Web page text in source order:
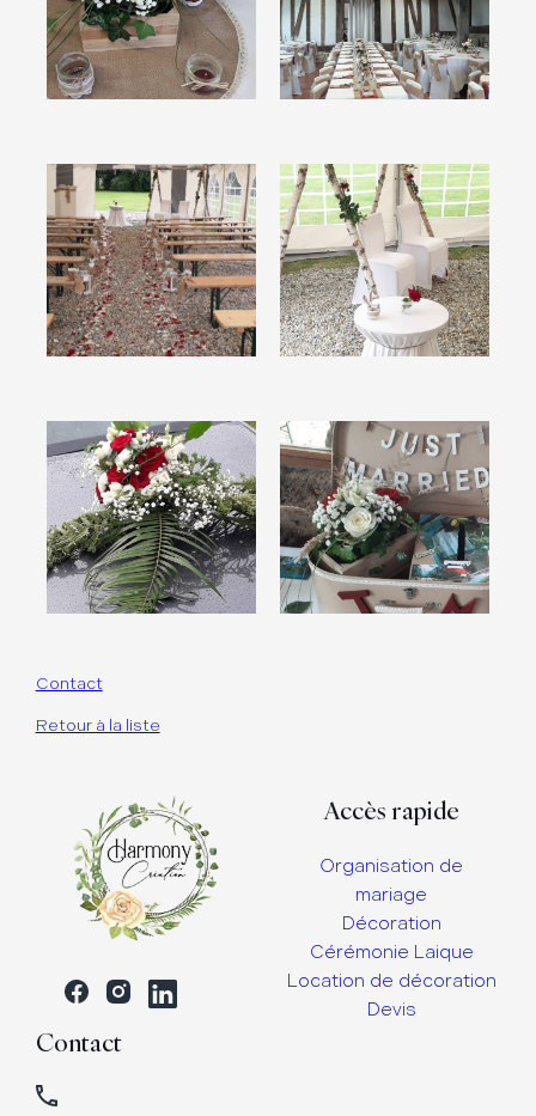
Contact
Retour à la liste
Accès rapide
Organisation de
mariage
Décoration
Cérémonie Laique
Location de décoration
Devis
Contact